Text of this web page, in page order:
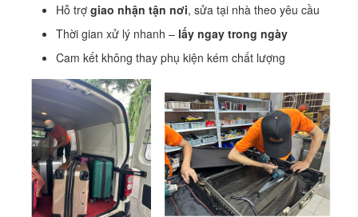
Hỗ trợ giao nhận tận nơi, sửa tại nhà theo yêu cầu
Thời gian xử lý nhanh – lấy ngay trong ngày
Cam kết không thay phụ kiện kém chất lượng